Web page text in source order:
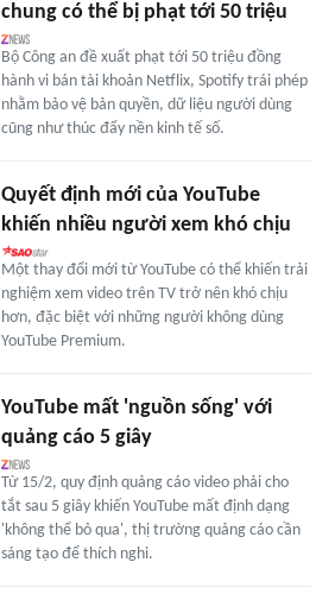
chung có thể bị phạt tới 50 triệu
Bộ Công an đề xuất phạt tới 50 triệu đồng
hành vi bán tài khoản Netflix, Spotify trái phép
nhằm bảo vệ bản quyền, dữ liệu người dùng
cũng như thúc đẩy nền kinh tế số.
Quyết định mới của YouTube
khiến nhiều người xem khó chịu
Một thay đổi mới từ YouTube có thể khiến trải
nghiệm xem video trên TV trở nên khó chịu
hơn, đặc biệt với những người không dùng
YouTube Premium.
YouTube mất 'nguồn sống' với
quảng cáo 5 giây
Từ 15/2, quy định quảng cáo video phải cho
tắt sau 5 giây khiến YouTube mất định dạng
'không thể bỏ qua', thị trường quảng cáo cần
sáng tạo để thích nghi.